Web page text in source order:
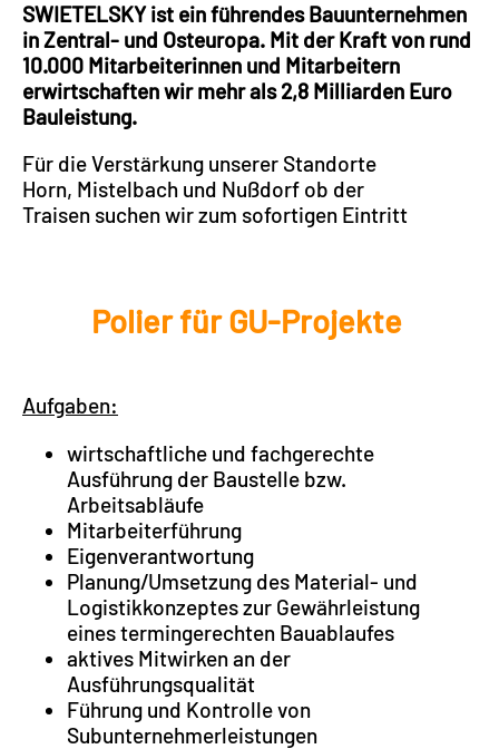
SWIETELSKY ist ein führendes Bauunternehmen
in Zentral- und Osteuropa. Mit der Kraft von rund
10.000 Mitarbeiterinnen und Mitarbeitern
erwirtschaften wir mehr als 2,8 Milliarden Euro
Bauleistung.
Für die Verstärkung unserer Standorte
Horn, Mistelbach und Nußdorf ob der
Traisen suchen wir zum sofortigen Eintritt
Polier für GU-Projekte
Aufgaben:
wirtschaftliche und fachgerechte
Ausführung der Baustelle bzw.
Arbeitsabläufe
Mitarbeiterführung
Eigenverantwortung
Planung/Umsetzung des Material- und
Logistikkonzeptes zur Gewährleistung
eines termingerechten Bauablaufes
aktives Mitwirken an der
Ausführungsqualität
Führung und Kontrolle von
Subunternehmerleistungen